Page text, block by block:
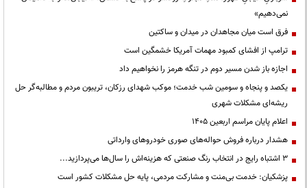
نمی‌دهیم»
فرق است میان مجاهدان در میدان و ساکتین
ترامپ از افشای کمبود مهمات آمریکا خشمگین است
اجازه باز شدن مسیر دوم در تنگه هرمز را نخواهیم داد
یکصد و پنجاه و سومین شب خدمت؛ موکب شهدای رزکان، تریبون مردم و مطالبه‌گر حل
ریشه‌ای مشکلات شهری
اعلام پایان مراسم اربعین ۱۴۰۵
هشدار درباره فروش حواله‌های صوری خودروهای وارداتی
3 اشتباه رایج در انتخاب رنگ صنعتی که هزینه‌اش را سال‌ها می‌پردازید...
پزشکیان: خدمت بی‌منت و مشارکت مردمی، پایه حل مشکلات کشور است